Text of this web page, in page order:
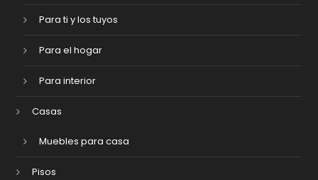
Para ti y los tuyos
Para el hogar
Para interior
Casas
Muebles para casa
Pisos